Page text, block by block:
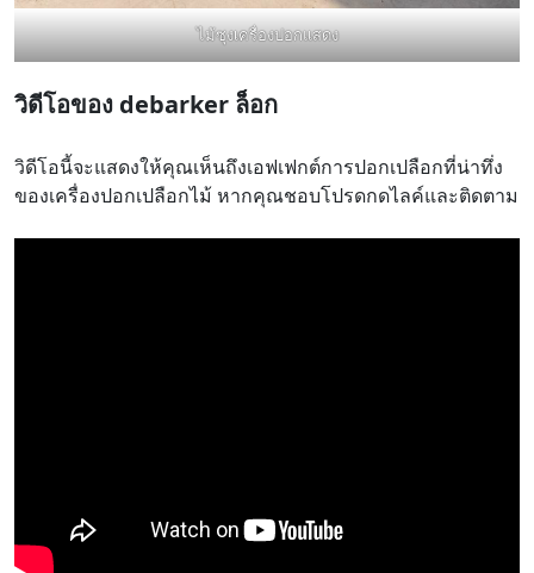
ไม้ซุงเครื่องปอกแสดง
วิดีโอของ debarker ล็อก
วิดีโอนี้จะแสดงให้คุณเห็นถึงเอฟเฟกต์การปอกเปลือกที่น่าทึ่ง
ของเครื่องปอกเปลือกไม้ หากคุณชอบโปรดกดไลค์และติดตาม